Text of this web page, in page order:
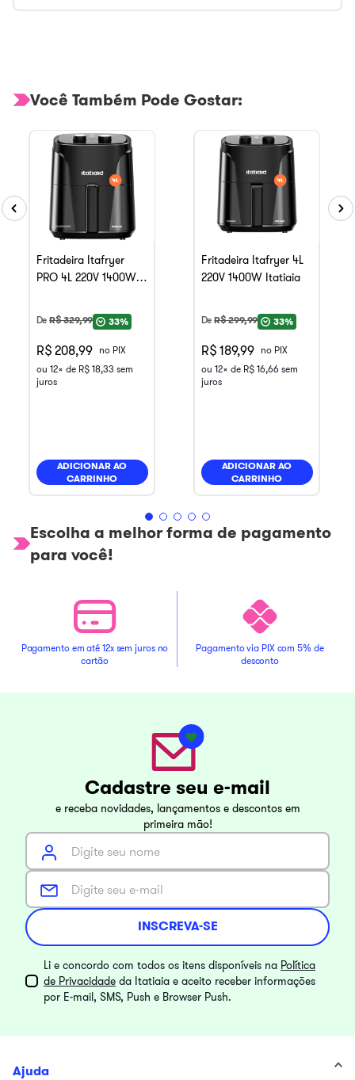
Você Também Pode Gostar:
Fritadeira Itafryer
PRO 4L 220V 1400W
DeR$329,99 33%
R$ 208,99
no PIX
ou 12x de R$ 18,33 sem
juros
ADICIONAR AO
CARRINHO
Fritadeira Itafryer 4L
220V 1400W Itatiaia
DeR$299,99 33%
R$ 189,99
no PIX
ou 12x de R$ 16,66 sem
juros
ADICIONAR AO
CARRINHO
Escolha a melhor forma de pagamento
para você!
Pagamento em até 12x sem juros no
cartão
Pagamento via PIX com 5% de
desconto
Cadastre seu e-mail
e receba novidades, lançamentos e descontos em
primeira mão!
INSCREVA-SE
Li e concordo com todos os itens disponíveis na Política
de Privacidade da Itatiaia e aceito receber informações
por E-mail, SMS, Push e Browser Push.
Ajuda